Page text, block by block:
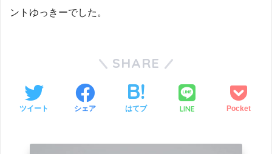
ントゆっきーでした。
SHARE
ツイート シェア はてブ LINE Pocket